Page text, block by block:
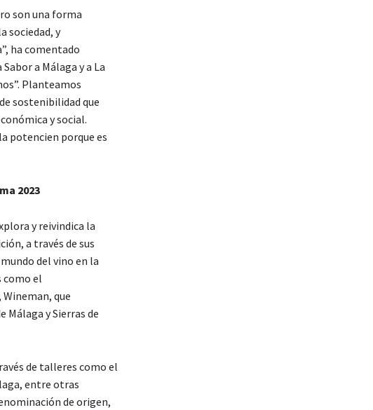
son una forma
sociedad, y
ha comentado
a Málaga y a La
Planteamos
sostenibilidad que
y social.
potencien porque es
2023
y reivindica la
a través de sus
del vino en la
como el
que
Málaga y Sierras de
de talleres como el
entre otras
de origen,